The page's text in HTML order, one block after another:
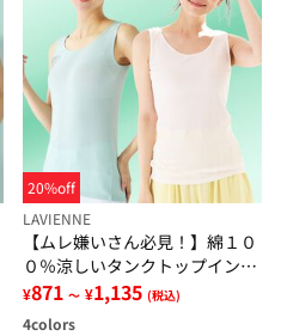
20%off
LAVIENNE
【ムレ嫌いさん必見！】綿１０
０％涼しいタンクトップインナ
ー＜さらりラボ＞
¥871 ～ ¥1,135 (税込)
4colors